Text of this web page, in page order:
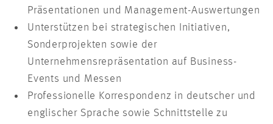
Präsentationen und Management-Auswertungen
Unterstützen bei strategischen Initiativen,
Sonderprojekten sowie der
Unternehmensrepräsentation auf Business-
Events und Messen
Professionelle Korrespondenz in deutscher und
englischer Sprache sowie Schnittstelle zu